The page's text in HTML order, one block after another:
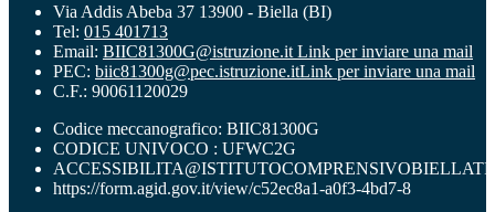
Via Addis Abeba 37 13900 - Biella (BI)
Tel: 015 401713
Email: BIIC81300G@istruzione.it Link per inviare una mail
PEC: biic81300g@pec.istruzione.itLink per inviare una mail
C.F.: 90061120029
Codice meccanografico: BIIC81300G
CODICE UNIVOCO : UFWC2G
https://form.agid.gov.it/view/c52ec8a1-a0f3-4bd7-8